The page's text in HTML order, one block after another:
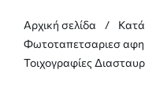
Αρχική σελίδα
Φωτοταπετσαριεσ
Τοιχογραφίες